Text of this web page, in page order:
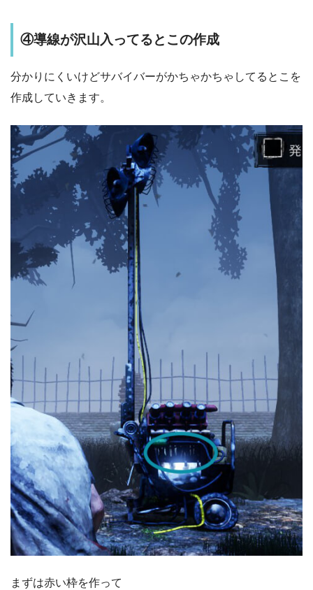
④導線が沢山入ってるとこの作成
分かりにくいけどサバイバーがかちゃかちゃしてるとこを
作成していきます。
まずは赤い枠を作って